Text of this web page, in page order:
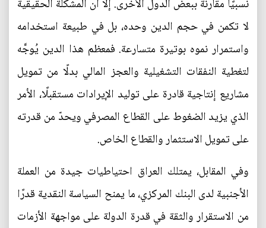
نسبيًا مقارنة ببعض الدول الأخرى. إلا أن المشكلة الحقيقية
لا تكمن في حجم الدين وحده، بل في طبيعة استخدامه
واستمرار نموه بوتيرة متسارعة. فمعظم هذا الدين يُوجَّه
لتغطية النفقات التشغيلية والعجز المالي بدلًا من تمويل
مشاريع إنتاجية قادرة على توليد الإيرادات مستقبلًا، الأمر
الذي يزيد الضغوط على القطاع المصرفي ويحدّ من قدرته
على تمويل الاستثمار والقطاع الخاص.
وفي المقابل، يمتلك العراق احتياطيات جيدة من العملة
الأجنبية لدى البنك المركزي، ما يمنح السياسة النقدية قدرًا
من الاستقرار والثقة في قدرة الدولة على مواجهة الأزمات